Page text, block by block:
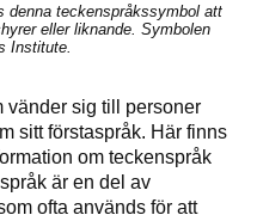
denna teckenspråkssymbol att
eller liknande. Symbolen
Institute.
vänder sig till personer
sitt förstaspråk. Här finns
om teckenspråk
är en del av
ofta används för att